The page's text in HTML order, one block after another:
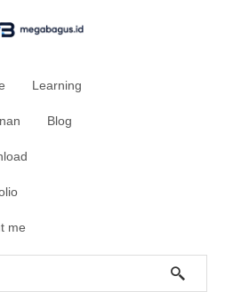
Learning
Blog
me